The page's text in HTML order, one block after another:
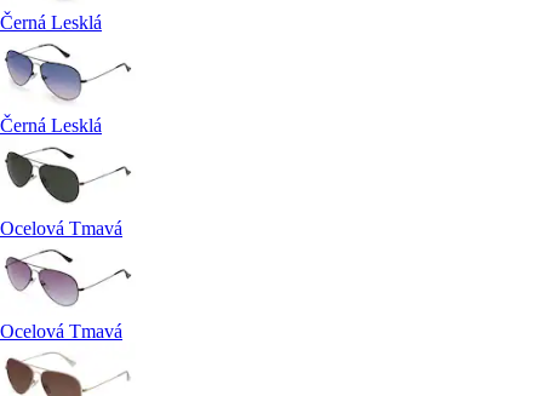
Černá Lesklá
Černá Lesklá
Ocelová Tmavá
Ocelová Tmavá